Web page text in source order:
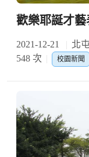
歡樂耶誕才藝
2021-12-21 北
548 次
校園新聞